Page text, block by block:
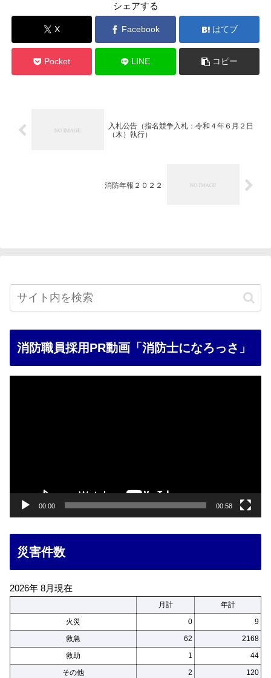
シェアする
X Facebook はてブ
Pocket LINE コピー
入札公告（指名競争入札：令和４年６月２日
（木）執行）
消防年報２０２２
消防職員採用PR動画「消防士になろっさ」
00:00 00:58
災害件数
2026年 8月現在
月計
年計
火災
0
9
救急
62
2168
救助
1
44
その他
2 120